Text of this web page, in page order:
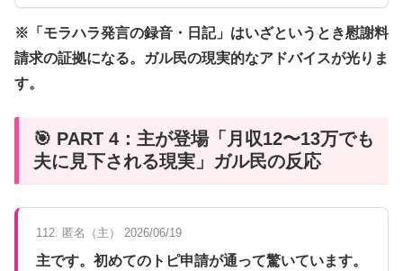
※「モラハラ発言の録音・日記」はいざというとき慰謝料
請求の証拠になる。ガル民の現実的なアドバイスが光りま
す。
🎯 PART 4：主が登場「月収12〜13万でも
夫に見下される現実」ガル民の反応
112. 匿名（主） 2026/06/19
主です。初めてのトピ申請が通って驚いています。